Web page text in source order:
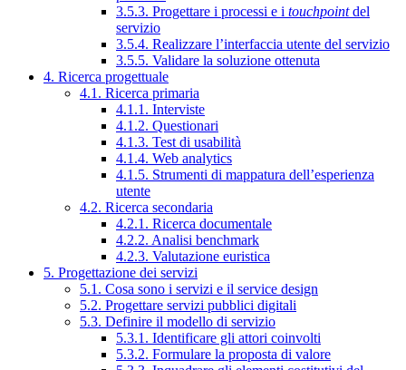
3.5.3. Progettare i processi e i touchpointdel
servizio
3.5.4. Realizzare l’interfaccia utente del servizio
3.5.5. Validare la soluzione ottenuta
4. Ricerca progettuale
4.1. Ricerca primaria
4.1.1. Interviste
4.1.2. Questionari
4.1.3. Test di usabilità
4.1.4. Web analytics
4.1.5. Strumenti di mappatura dell’esperienza
utente
4.2. Ricerca secondaria
4.2.1. Ricerca documentale
4.2.2. Analisi benchmark
4.2.3. Valutazione euristica
5. Progettazione dei servizi
5.1. Cosa sono i servizi e il service design
5.2. Progettare servizi pubblici digitali
5.3. Definire il modello di servizio
5.3.1. Identificare gli attori coinvolti
5.3.2. Formulare la proposta di valore